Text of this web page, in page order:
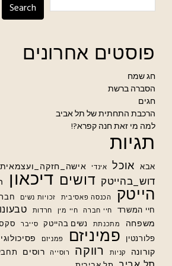
Search
פוסטים אחרונים
חג שמח
הסברה ברשת
חגים
הרכבת התחתית של תל אביב
למה מי זאת חנה קפרא?!
תגיות
אבא אוכל אינדי אישה_חזקה_ועצמאית
דוש_בהייטק דושים דיכאון
הייטק הכנסה פאסיבית זכויות נשים
חיי המשרד חיי חברה חיי מין חרדות
משפחה מתכנתת נשים בהייטק סייבר
פלורנטין פמיניזם פמניזם
קורונה קניות רווקה רוסייה רוסים